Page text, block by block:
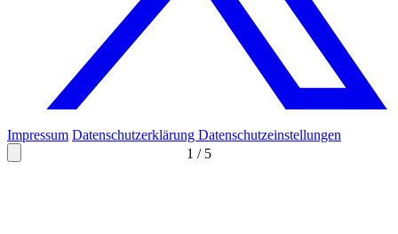
1 / 5
Impressum Datenschutzerklärung Datenschutzeinstellungen